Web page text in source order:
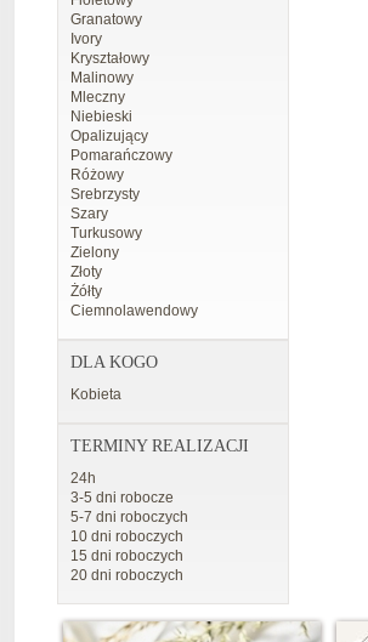
Granatowy
Ivory
Kryształowy
Malinowy
Mleczny
Niebieski
Opalizujący
Pomarańczowy
Różowy
Srebrzysty
Szary
Turkusowy
Zielony
Złoty
Żółty
Ciemnolawendowy
DLA KOGO
Kobieta
TERMINY REALIZACJI
24h
3-5 dni robocze
5-7 dni roboczych
10 dni roboczych
15 dni roboczych
20 dni roboczych